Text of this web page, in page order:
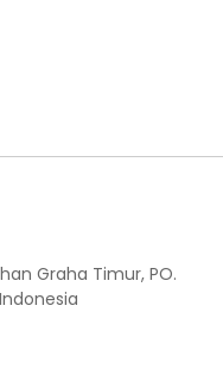
Graha Timur, PO.